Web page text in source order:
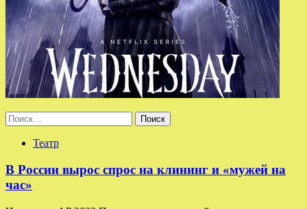
Найти:
Театр
В России вырос спрос на клининг и «мужей на
час»